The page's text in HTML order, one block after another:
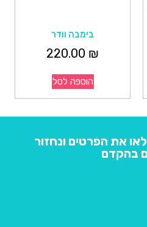
בימבה וודר
220.00 ₪
הוספה לסל
את הפרטים ונחזור
בהקדם